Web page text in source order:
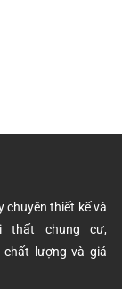
chuyên thiết kế và
thất chung cư,
lượng và giá